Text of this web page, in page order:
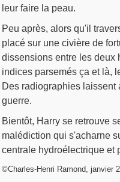
leur faire la peau.
Peu après, alors qu'il
placé sur une civière de
dissensions entre les deux
indices parsemés ça et là,
Des radiographies laissent
guerre.
Bientôt, Harry se retrouve
malédiction qui s'acharne
centrale hydroélectrique et
©Charles-Henri Ramond, janvier